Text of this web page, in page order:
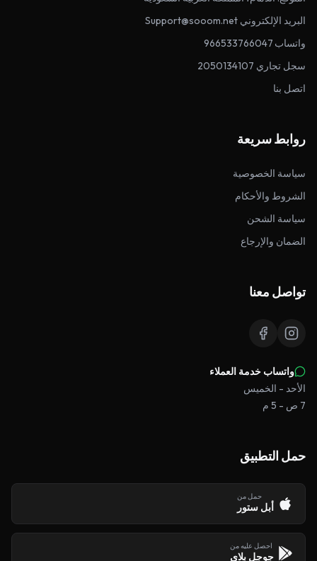
البريد الإلكتروني Support@sooom.net
واتساب 966533766047
سجل تجاري 2050134107
اتصل بنا
روابط سريعة
سياسة الخصوصية
الشروط والأحكام
سياسة الشحن
الضمان والإرجاع
تواصل معنا
واتساب خدمة العملاء
الأحد - الخميس
7 ص - 5 م
حمل التطبيق
حمل من
أبل ستور
احصل عليه من
جوجل بلاي